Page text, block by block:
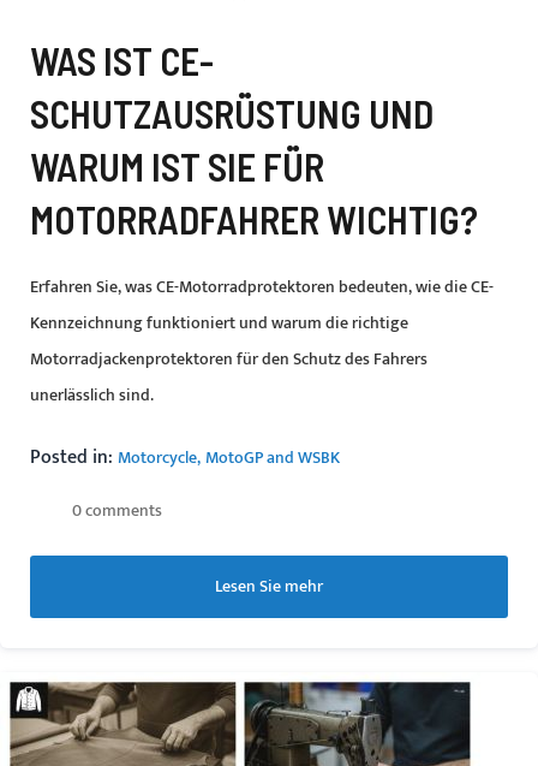
WAS IST CE-
SCHUTZAUSRÜSTUNG UND
WARUM IST SIE FÜR
MOTORRADFAHRER WICHTIG?
Erfahren Sie, was CE-Motorradprotektoren bedeuten, wie die CE-
Kennzeichnung funktioniert und warum die richtige
Motorradjackenprotektoren für den Schutz des Fahrers
unerlässlich sind.
Posted in: Motorcycle MotoGP and WSBK
0 comments
Lesen Sie mehr